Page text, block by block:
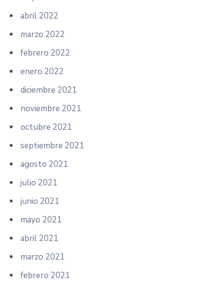
abril 2022
marzo 2022
febrero 2022
enero 2022
diciembre 2021
noviembre 2021
octubre 2021
septiembre 2021
agosto 2021
julio 2021
junio 2021
mayo 2021
abril 2021
marzo 2021
febrero 2021